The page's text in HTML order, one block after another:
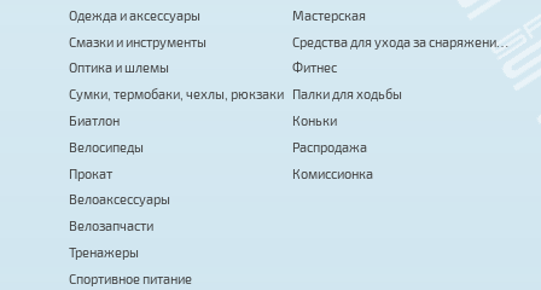
Одежда и аксессуары
Смазки и инструменты
Оптика и шлемы
Сумки, термобаки, чехлы, рюкзаки
Биатлон
Велосипеды
Прокат
Велоаксессуары
Велозапчасти
Тренажеры
Спортивное питание
Мастерская
Средства для ухода за снаряжением
Фитнес
Палки для ходьбы
Коньки
Распродажа
Комиссионка